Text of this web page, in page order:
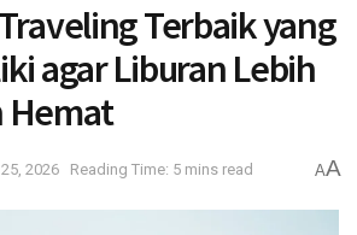
Terbaik yang
agar Liburan Lebih
Hemat
2026 Reading Time: 5 mins read AA